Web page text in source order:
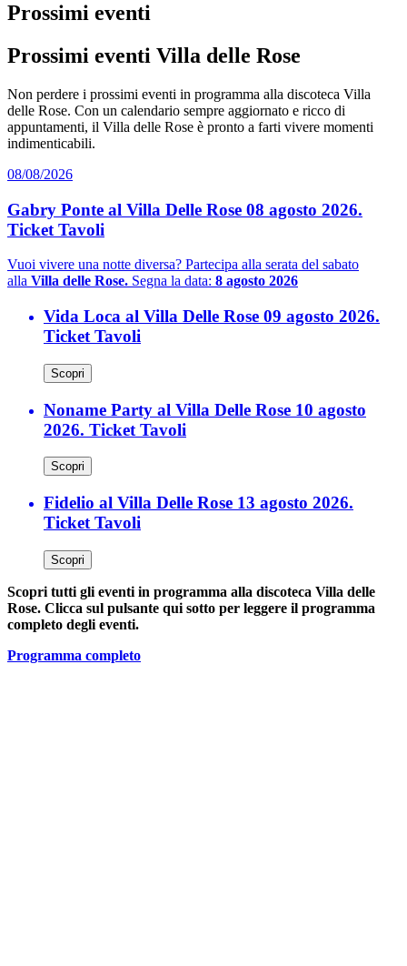
Prossimi eventi
Prossimi eventi Villa delle Rose
Non perdere i prossimi eventi in programma alla discoteca Villa
delle Rose. Con un calendario sempre aggiornato e ricco di
appuntamenti, il Villa delle Rose è pronto a farti vivere momenti
indimenticabili.
08/08/2026
Gabry Ponte al Villa Delle Rose 08 agosto 2026.
Ticket Tavoli
Vuoi vivere una notte diversa? Partecipa alla serata del sabato
alla Villa delle Rose. Segna la data: 8 agosto 2026
Vida Loca al Villa Delle Rose 09 agosto 2026.
Ticket Tavoli
Scopri
Noname Party al Villa Delle Rose 10 agosto
2026. Ticket Tavoli
Scopri
Fidelio al Villa Delle Rose 13 agosto 2026.
Ticket Tavoli
Scopri
Scopri tutti gli eventi in programma alla discoteca Villa delle
Rose. Clicca sul pulsante qui sotto per leggere il programma
completo degli eventi.
Programma completo